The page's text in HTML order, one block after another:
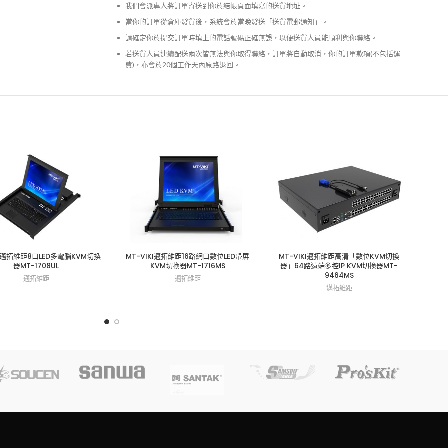
我們會派專人將訂單寄送到你於結帳頁面填寫的送貨地址。
當你的訂單從倉庫發貨後，系統會於當晚發送「送貨電郵通知」。
請確定你於提交訂單時填上的電話號碼正確無誤，以便送貨人員能順利與你聯絡。
若送貨人員連續配送兩次皆無法與你取得聯絡，訂單將自動取消，你的訂單款項(不包括運
費)，亦會於20個工作天內原路退回。
拓維距8口LED多電腦KVM切換
器MT-1708UL
邁拓維距
MT-VIKI邁拓維距16路網口數位LED帶屏
KVM切換器MT-1716MS
邁拓維距
MT-VIKI邁拓維距高清「數位KVM切換
器」64路遠端多控IP KVM切換器MT-
9464MS
邁拓維距